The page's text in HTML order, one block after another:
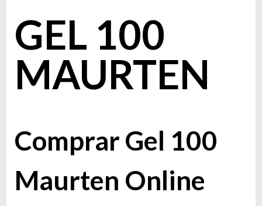
GEL 100
MAURTEN
Comprar Gel 100
Maurten Online